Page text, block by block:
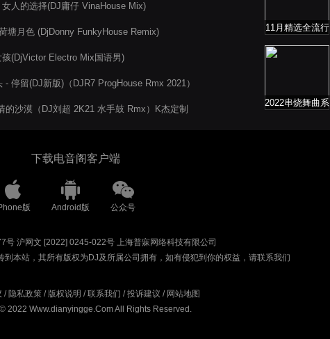
人的选择(DJ庸仔 VinaHouse Mix)
塘月色 (DjDonny FunkyHouse Remix)
(DjVictor Electro Mix国语男)
- 停留(DJ新版)（DJR7 ProgHouse Rmx 2021）
的沙漠（DJ刘超 2K21 水手鼓 Rmx）K杰定制
11月精选全流行
2022串烧舞曲系
下载电音阁客户端
版 Android版 公众号
号 沪网文 [2022] 0245-022号 上海普寐网络科技有限公司
本站，其所有版权为DJ及所属公司拥有，如有侵犯到你的权益，请联系我们
/ 隐私政策/ 版权说明 /联系我们 /投诉建议 / 网站地图
2022 Www.dianyingge.Com All Rights Reserved.